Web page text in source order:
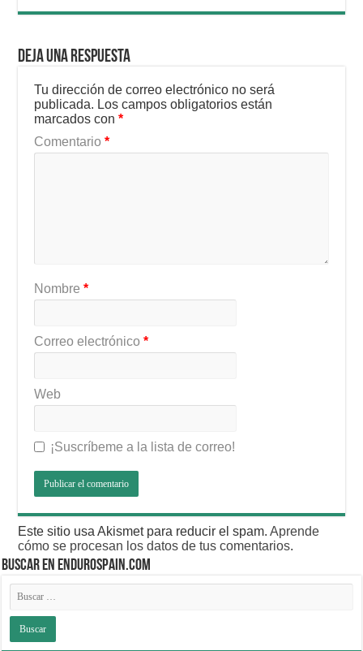
Deja una respuesta
Tu dirección de correo electrónico no será
publicada. Los campos obligatorios están
marcados con*
Comentario*
Nombre*
Correo electrónico*
Web
¡Suscríbeme a la lista de correo!
Este sitio usa Akismet para reducir el spam.Aprende
cómo se procesan los datos de tus comentarios.
BUSCAR EN ENDUROSPAIN.COM